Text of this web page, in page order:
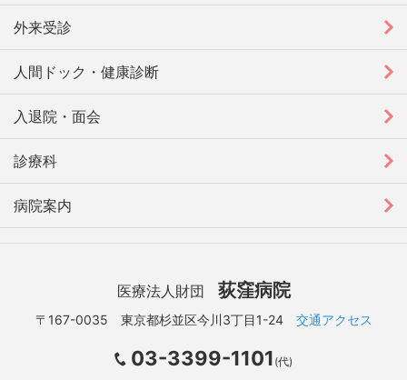
外来受診
人間ドック・健康診断
入退院・面会
診療科
病院案内
医療法人財団 荻窪病院
〒167-0035 東京都杉並区今川3丁目1-24 交通アクセス
03-3399-1101 (代)